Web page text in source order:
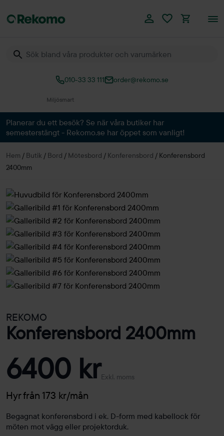
010-33 33 111 order@rekomo.se
Planerar du ett besök? Se när våra butiker har
semesterstängt - Rekomo.se har öppet som vanligt!
Hem / Butik / Bord / Mötesbord / Konferensbord / Konferensbord
2400mm
REKOMO
Konferensbord 2400mm
6400 krExkl. moms
Hyr från 173 kr/mån
Begagnat konferensbord i ek. D-form med kabellock för
möten mot vägg eller projektorduk.